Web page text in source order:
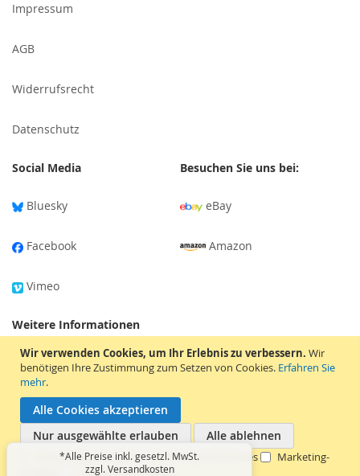
*Alle Preise inkl. gesetzl. MwSt.
zzgl. Versandkosten
Wir verwenden Cookies, um Ihr Erlebnis zu verbessern. Wir
benötigen Ihre Zustimmung zum Setzen von Cookies. Erfahren Sie
mehr.
Alle Cookies akzeptieren
Nur ausgewählte erlauben
Alle ablehnen
Notwendige Cookies Performance-Cookies
Marketing-
Funktionale Cookies
an:
Impressum
AGB
Widerrufsrecht
Datenschutz
Social Media
Bluesky
Facebook
Vimeo
Besuchen Sie uns bei:
eBay
Amazon
Weitere Informationen
Versandinformationen
Tonträger-Bewertung
Karriere & Mentorship